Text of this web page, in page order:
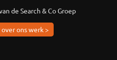
de Search & Co Groep
ons werk >